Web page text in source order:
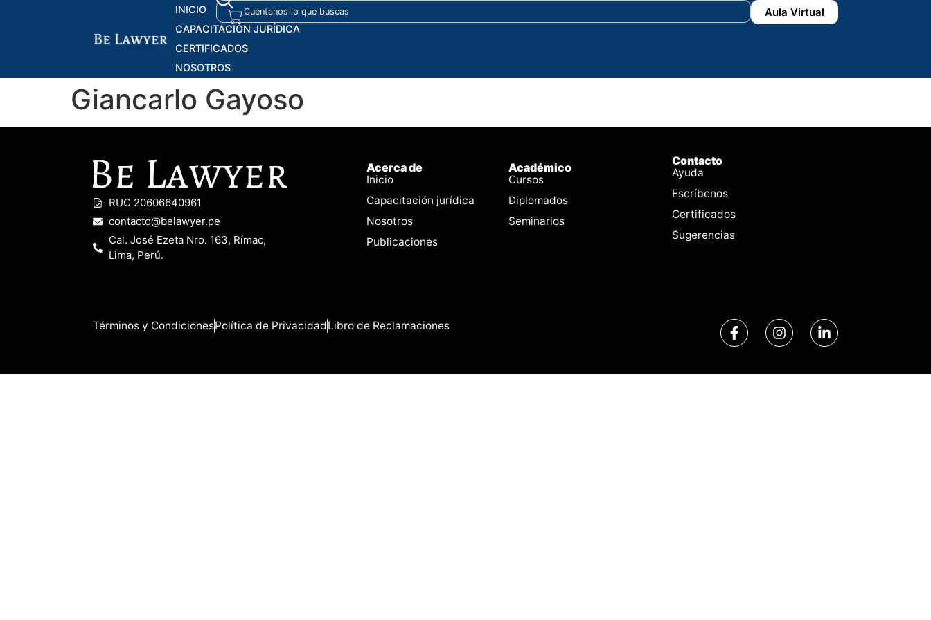
INICIO
CAPACITACIÓN JURÍDICA
CERTIFICADOS
NOSOTROS
Aula Virtual
Giancarlo Gayoso
RUC 20606640961
contacto@belawyer.pe
Cal. José Ezeta Nro. 163, Rímac,
Lima, Perú.
Acerca de
Inicio
Capacitación jurídica
Nosotros
Publicaciones
Académico
Cursos
Diplomados
Seminarios
Contacto
Ayuda
Escríbenos
Certificados
Sugerencias
Términos y CondicionesPolítica de PrivacidadLibro de Reclamaciones